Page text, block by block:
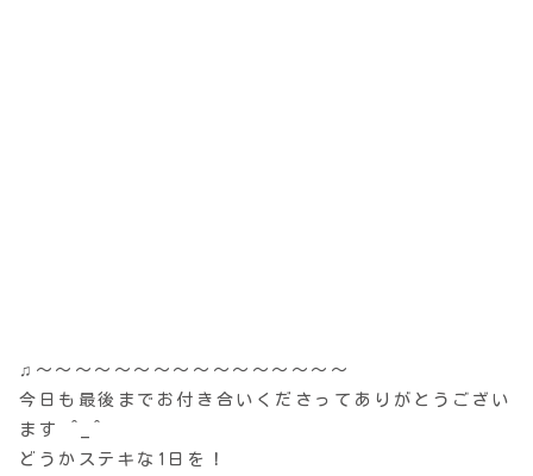
♫〜〜〜〜〜〜〜〜〜〜〜〜〜〜〜〜
今日も最後までお付き合いくださってありがとうござい
ます ^_^
どうかステキな1日を！